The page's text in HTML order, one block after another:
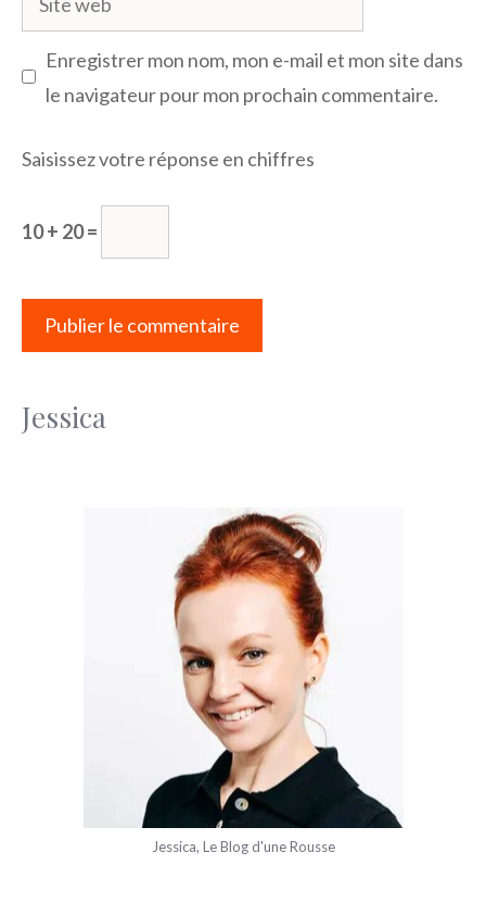
web
Enregistrer mon nom, mon e-mail et mon site dans
le navigateur pour mon prochain commentaire.
Saisissez votre réponse en chiffres
10 + 20 =
Jessica
Jessica, Le Blog d'une Rousse